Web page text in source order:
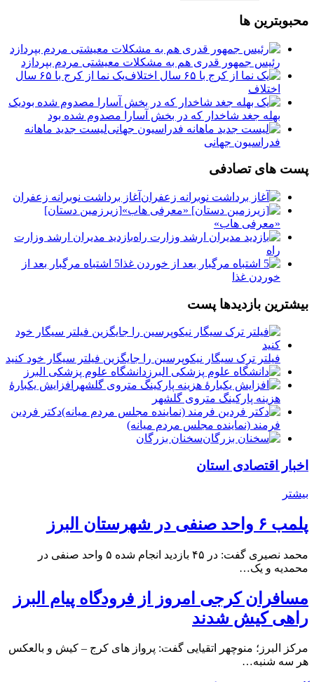
محبوبترین ها
رئیس جمهور قدری هم به مشکلات معیشتی مردم بپردازد
یک نما از کرج با ۶۵ سال
اختلاف
یک
بهله جغد شاخدار که در بخش آسارا مصدوم شده بود
لیست جدید ماهانه
فدراسیون جهانی
پست های تصادفی
آغاز برداشت نوبرانه زعفران
[زیرزمین دستان]
«معرفی هاب»
بازدید مدیران ارشد وزارت
راه
5 اشتباه مرگبار بعد از
خوردن غذا
بیشترین بازدیدها پست
فیلتر ترک سیگار نیکوپرسین را جایگزین فیلتر سیگار خود کنید
دانشگاه علوم پزشکی البرز
افزایش یکبارۀ
هزینه پارکینگ متروی گلشهر
دكتر فردين
فرمند (نماينده مجلس مردم میانه)
سخنان بزرگان
اخبار اقتصادی استان
بیشتر
پلمب ۶ واحد صنفی در شهرستان البرز
محمد نصیری گفت: در ۴۵ بازدید انجام شده ۵ واحد صنفی در
محمدیه و یک…
مسافران کرجی امروز از فرودگاه پیام البرز
راهی کیش شدند
مرکز البرز؛ منوچهر اتقیایی گفت: پرواز های کرج – کیش و بالعکس
هر سه شنبه…